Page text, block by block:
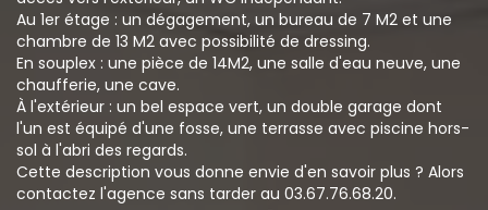
Au 1er étage : un dégagement, un bureau de 7 M2 et une
chambre de 13 M2 avec possibilité de dressing.
En souplex : une pièce de 14M2, une salle d'eau neuve, une
chaufferie, une cave.
À l'extérieur : un bel espace vert, un double garage dont
l'un est équipé d'une fosse, une terrasse avec piscine hors-
sol à l'abri des regards.
Cette description vous donne envie d'en savoir plus ? Alors
contactez l'agence sans tarder au 03.67.76.68.20.